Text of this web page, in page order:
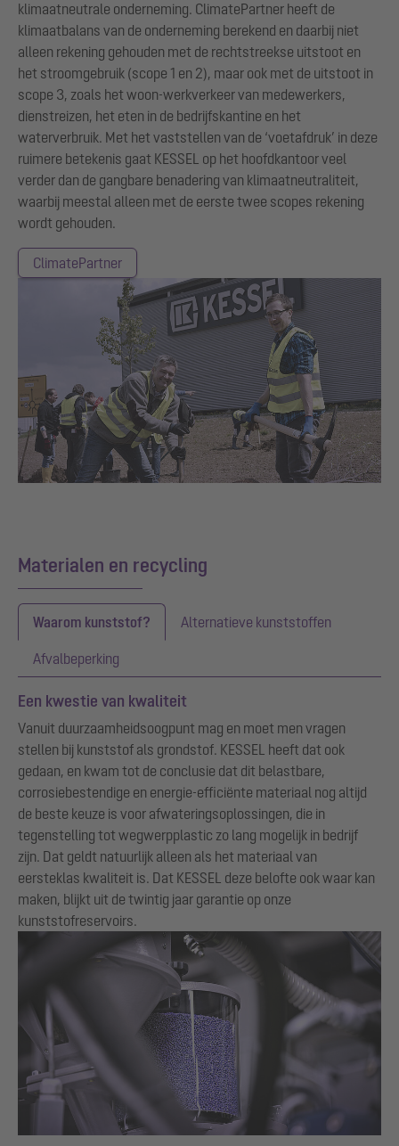
klimaatneutrale onderneming. ClimatePartner heeft de
klimaatbalans van de onderneming berekend en daarbij niet
alleen rekening gehouden met de rechtstreekse uitstoot en
het stroomgebruik (scope 1 en 2), maar ook met de uitstoot in
scope 3, zoals het woon-werkverkeer van medewerkers,
dienstreizen, het eten in de bedrijfskantine en het
waterverbruik. Met het vaststellen van de ‘voetafdruk’ in deze
ruimere betekenis gaat KESSEL op het hoofdkantoor veel
verder dan de gangbare benadering van klimaatneutraliteit,
waarbij meestal alleen met de eerste twee scopes rekening
wordt gehouden.
ClimatePartner
Materialen en recycling
Waarom kunststof? Alternatieve kunststoffen
Afvalbeperking
Een kwestie van kwaliteit
Vanuit duurzaamheidsoogpunt mag en moet men vragen
stellen bij kunststof als grondstof. KESSEL heeft dat ook
gedaan, en kwam tot de conclusie dat dit belastbare,
corrosiebestendige en energie-efficiënte materiaal nog altijd
de beste keuze is voor afwateringsoplossingen, die in
tegenstelling tot wegwerpplastic zo lang mogelijk in bedrijf
zijn. Dat geldt natuurlijk alleen als het materiaal van
eersteklas kwaliteit is. Dat KESSEL deze belofte ook waar kan
maken, blijkt uit de twintig jaar garantie op onze
kunststofreservoirs.